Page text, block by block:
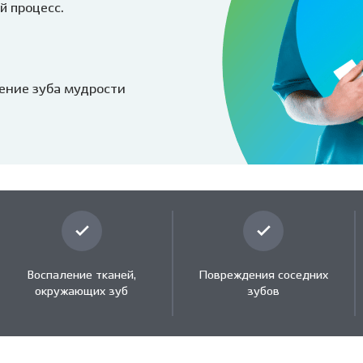
детей под
детей под
зубов особенным
Мостовидный протез
Съемное протезирование
Пародонтология
пародонтология
Лечение под
Лечение под
Удаление
Удаление
Удаление
Лечение
Клиника на пл. Карла
Детский стоматолог-
хирург
процесс.
зуба мудрости
Воспаление тканей,
окружающих зуб
Повреждения соседних
зубов